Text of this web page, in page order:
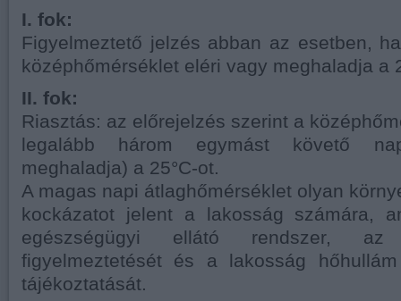
I. fok:
Figyelmeztető jelzés abban az esetben,
középhőmérséklet eléri vagy meghaladja a
II. fok:
Riasztás: az előrejelzés szerint a
legalább három egymást követő
meghaladja) a 25°C-ot.
A magas napi átlaghőmérséklet olyan
kockázatot jelent a lakosság számára,
egészségügyi ellátó rendszer, az
figyelmeztetését és a lakosság
tájékoztatását.